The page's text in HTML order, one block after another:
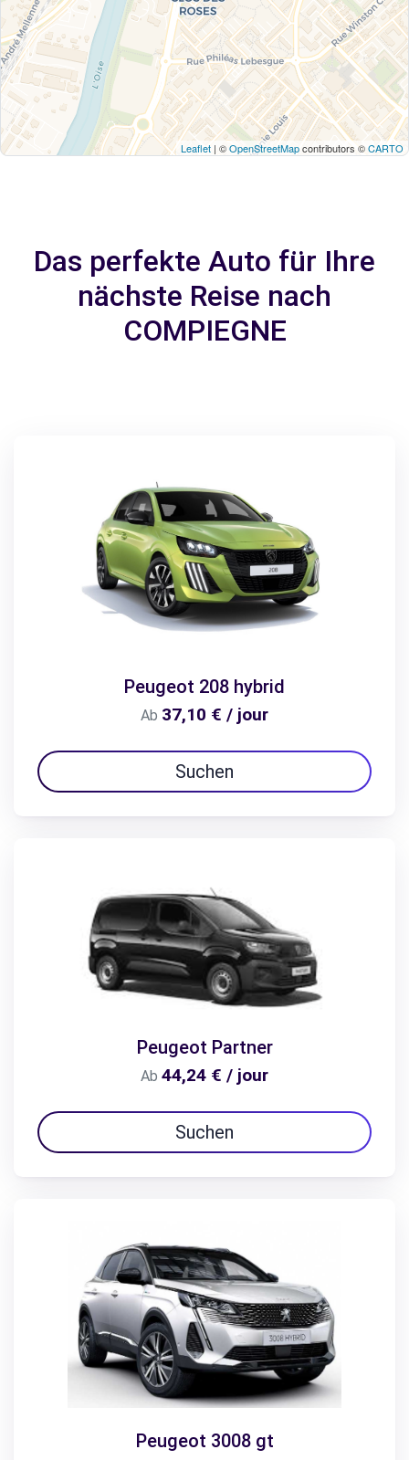
Leaflet | ©OpenStreetMapcontributors ©CARTO
Das perfekte Auto für Ihre
nächste Reise nach
COMPIEGNE
Peugeot 208 hybrid
Ab 37,10 € / jour
Suchen
Peugeot Partner
Ab 44,24 € / jour
Suchen
Peugeot 3008 gt